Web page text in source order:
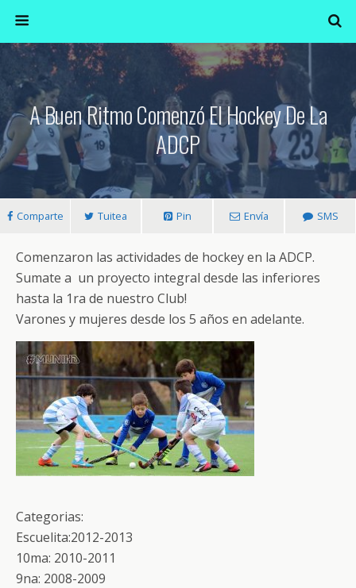
A Buen Ritmo Comenzó El Hockey De La
ADCP
Comparte Tuitea Pin Envía SMS
Comenzaron las actividades de hockey en la ADCP.
Sumate a un proyecto integral desde las inferiores
hasta la 1ra de nuestro Club!
Varones y mujeres desde los 5 años en adelante.
Categorias:
Escuelita:2012-2013
10ma: 2010-2011
9na: 2008-2009